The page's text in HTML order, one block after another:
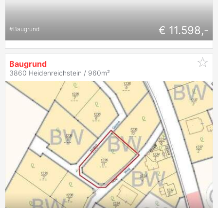
#Baugrund € 11.598,-
Baugrund
3860 Heidenreichstein / 960m²